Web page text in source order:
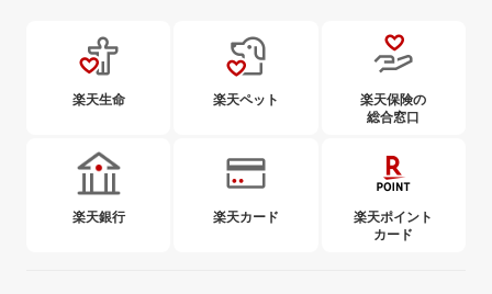
楽天生命 楽天ペット
楽天保険の
総合窓口
楽天銀行 楽天カード
楽天ポイント
カード